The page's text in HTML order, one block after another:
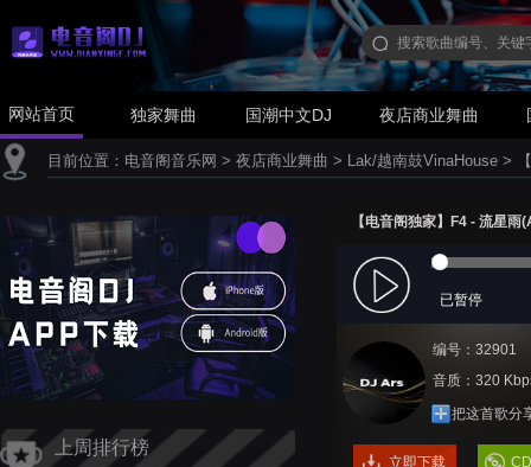
网站首页 独家舞曲 国潮中文DJ 夜店商业舞曲
目前位置： 电音阁音乐网 > 夜店商业舞曲 > Lak/越南鼓VinaHouse >
上周排行榜
【电音阁独家】F4 - 流星
已暂停
编号：32901
音质：320
把这首歌分
立即下载